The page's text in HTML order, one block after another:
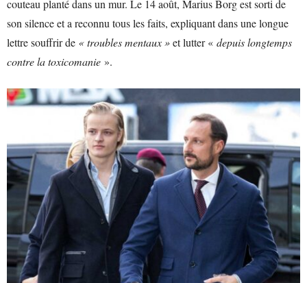
couteau planté dans un mur. Le 14 août, Marius Borg est sorti de
son silence et a reconnu tous les faits, expliquant dans une longue
lettre souffrir de « troubles mentaux »et lutter « depuis longtemps
contre la toxicomanie ».